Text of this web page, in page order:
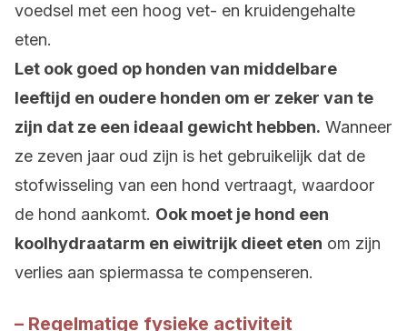
voedsel met een hoog vet- en kruidengehalte
eten.
Let ook goed op honden van middelbare
leeftijd en oudere honden om er zeker van te
zijn dat ze een ideaal gewicht hebben. Wanneer
ze zeven jaar oud zijn is het gebruikelijk dat de
stofwisseling van een hond vertraagt, waardoor
de hond aankomt. Ook moet je hond een
koolhydraatarm en eiwitrijk dieet eten om zijn
verlies aan spiermassa te compenseren.
– Regelmatige fysieke activiteit